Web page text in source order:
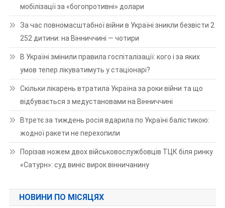
мобілізації за «богопротивні» долари
За час повномасштабної війни в Україні зникли безвісти 2
252 дитини: на Вінниччині — чотири
В Україні змінили правила госпіталізації: кого і за яких
умов тепер лікуватимуть у стаціонарі?
Скільки лікарень втратила Україна за роки війни та що
відбувається з медустановами на Вінниччині
Втретє за тиждень росія вдарила по Україні балістикою:
жодної ракети не перехопили
Порізав ножем двох військовослужбовців ТЦК біля ринку
«Сатурн»: суд виніс вирок вінничанину
НОВИНИ ПО МІСЯЦЯХ